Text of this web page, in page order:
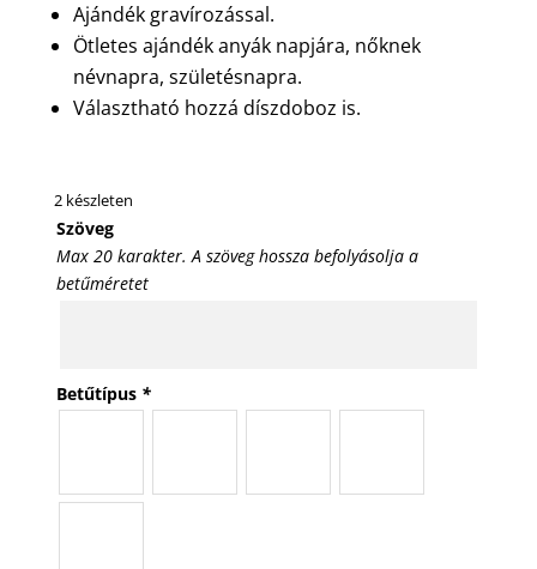
Ajándék gravírozással.
Ötletes ajándék anyák napjára, nőknek
névnapra, születésnapra.
Választható hozzá díszdoboz is.
2 készleten
Szöveg
Max 20 karakter. A szöveg hossza befolyásolja a
betűméretet
Betűtípus *